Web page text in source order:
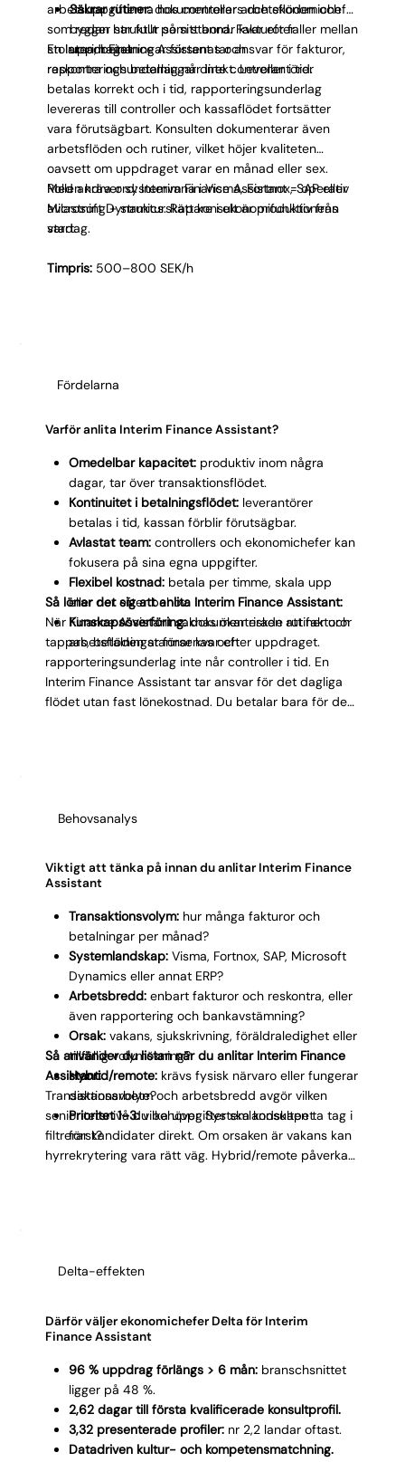
Säkrar rutiner:dokumenterar arbetsflöden och
bygger struktur som stannar kvar efter
uppdraget.
arbetsuppgifterna hos controllers och ekonomichefer
som redan har fullt på sitt bord. Fakturor faller mellan
stolarna, betalningar försenas och
rapporteringsunderlag når inte controller i tid.
En Interim Finance Assistant tar ansvar för fakturor,
reskontra och betalningar direkt. Leverantörer
betalas korrekt och i tid, rapporteringsunderlag
levereras till controller och kassaflödet fortsätter
vara förutsägbart. Konsulten dokumenterar även
arbetsflöden och rutiner, vilket höjer kvaliteten
oavsett om uppdraget varar en månad eller sex.
Rollen kräver systemvana i Visma, Fortnox, SAP eller
Microsoft Dynamics. Rätt konsult är produktiv från
start.
Med andra ord: Interim Finance Assistant = operativ
avlastning + strukturskapare i ekonomifunktionens
vardag.
Timpris:500–800 SEK/h
Fördelarna
Varför anlita Interim Finance Assistant?
Omedelbar kapacitet:produktiv inom några
dagar, tar över transaktionsflödet.
Kontinuitet i betalningsflödet:leverantörer
betalas i tid, kassan förblir förutsägbar.
Avlastat team:controllers och ekonomichefer kan
fokusera på sina egna uppgifter.
Flexibel kostnad:betala per timme, skala upp
eller ner efter behov.
Kunskapsöverföring:dokumenterade rutiner och
arbetsflöden stannar kvar efter uppdraget.
Så lönar det sig att anlita Interim Finance Assistant:
När Finance Assistant saknas ökar risken att fakturor
tappas, betalningar försenas och
rapporteringsunderlag inte når controller i tid. En
Interim Finance Assistant tar ansvar för det dagliga
flödet utan fast lönekostnad. Du betalar bara för den
Behovsanalys
Viktigt att tänka på innan du anlitar Interim Finance
Assistant
Transaktionsvolym:hur många fakturor och
betalningar per månad?
Systemlandskap:Visma, Fortnox, SAP, Microsoft
Dynamics eller annat ERP?
Arbetsbredd:enbart fakturor och reskontra, eller
även rapportering och bankavstämning?
Orsak:vakans, sjukskrivning, föräldraledighet eller
tillfällig volymökning?
Hybrid/remote:krävs fysisk närvaro eller fungerar
distansarbete?
Prioritet 1–3:vilka uppgifter ska konsulten ta tag i
först?
Så använder du listan när du anlitar Interim Finance
Assistant:
Transaktionsvolym och arbetsbredd avgör vilken
senioritetsnivå du behöver. Systemlandskapet
filtrerar kandidater direkt. Om orsaken är vakans kan
hyrrekrytering vara rätt väg. Hybrid/remote påverkar
Delta-effekten
Därför väljer ekonomichefer Delta för Interim
Finance Assistant
96 % uppdrag förlängs > 6 mån:branschsnittet
ligger på 48 %.
2,62 dagar till första kvalificerade konsultprofil.
3,32 presenterade profiler:nr 2,2 landar oftast.
Datadriven kultur- och kompetensmatchning.